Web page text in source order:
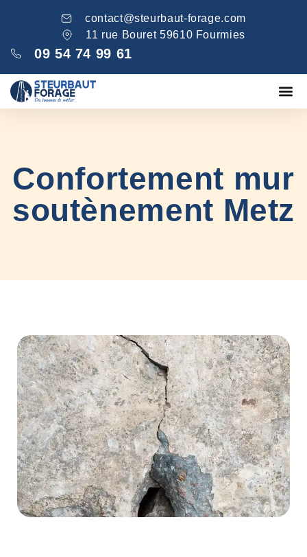
contact@steurbaut-forage.com
11 rue Bouret 59610 Fourmies
09 54 74 99 61
Confortement mur
soutènement Metz